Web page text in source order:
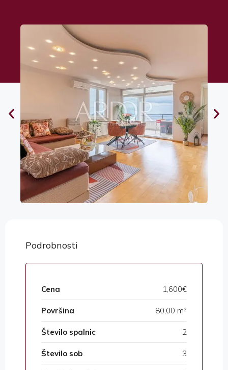
Podrobnosti
Cena 1,600€
Površina 80,00 m²
Število spalnic 2
Število sob 3